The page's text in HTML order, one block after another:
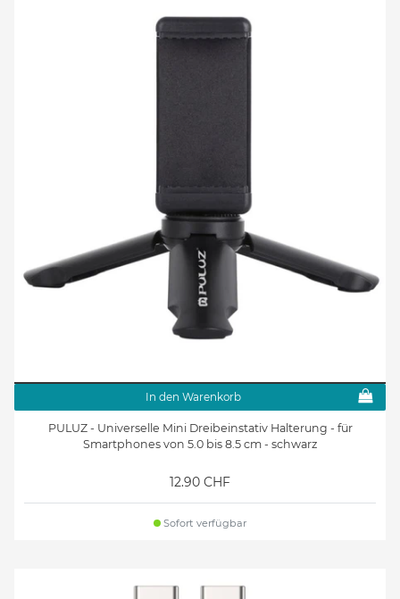
In den Warenkorb
PULUZ - Universelle Mini Dreibeinstativ Halterung - für
Smartphones von 5.0 bis 8.5 cm - schwarz
12.90 CHF
Sofort verfügbar